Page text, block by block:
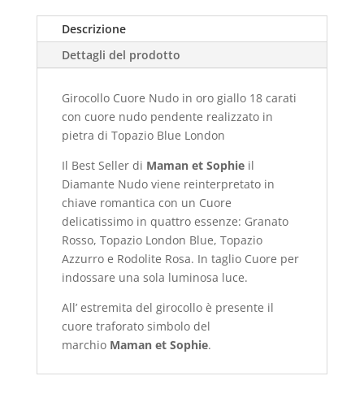
Descrizione
Dettagli del prodotto
Girocollo Cuore Nudo in oro giallo 18 carati
con cuore nudo pendente realizzato in
pietra di Topazio Blue London
Il Best Seller di Maman et Sophieil
Diamante Nudo viene reinterpretato in
chiave romantica con un Cuore
delicatissimo in quattro essenze: Granato
Rosso, Topazio London Blue, Topazio
Azzurro e Rodolite Rosa. In taglio Cuore per
indossare una sola luminosa luce.
All’ estremita del girocollo è presente il
cuore traforato simbolo del
marchio Maman et Sophie.